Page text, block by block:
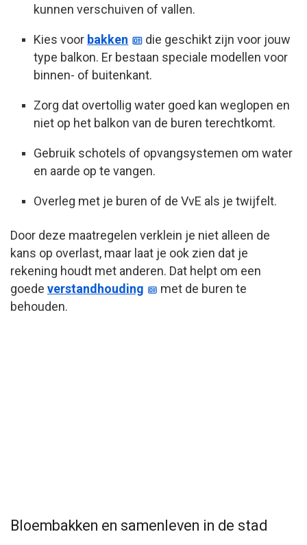
kunnen verschuiven of vallen.
Kies voor bakken
die geschikt zijn voor jouw
type balkon. Er bestaan speciale modellen voor
binnen- of buitenkant.
Zorg dat overtollig water goed kan weglopen en
niet op het balkon van de buren terechtkomt.
Gebruik schotels of opvangsystemen om water
en aarde op te vangen.
Overleg met je buren of de VvE als je twijfelt.
Door deze maatregelen verklein je niet alleen de
kans op overlast, maar laat je ook zien dat je
rekening houdt met anderen. Dat helpt om een
goede verstandhouding
met de buren te
behouden.
Bloembakken en samenleven in de stad